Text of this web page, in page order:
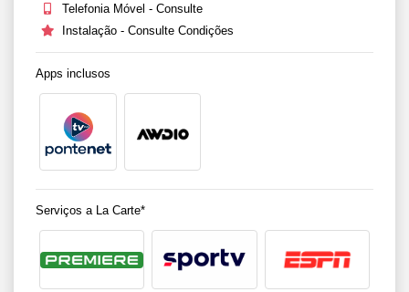
Telefonia Móvel - Consulte
Instalação - Consulte Condições
Apps inclusos
Serviços a La Carte*